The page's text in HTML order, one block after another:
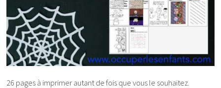
26 pages à imprimer autant de fois que vous le souhaitez.